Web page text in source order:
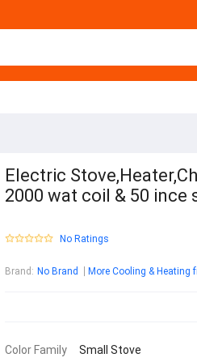
Electric
2000 wat coil & 50 ince
No Ratings
Brand : No Brand More Cooling & Heating
Color Family Small Stove